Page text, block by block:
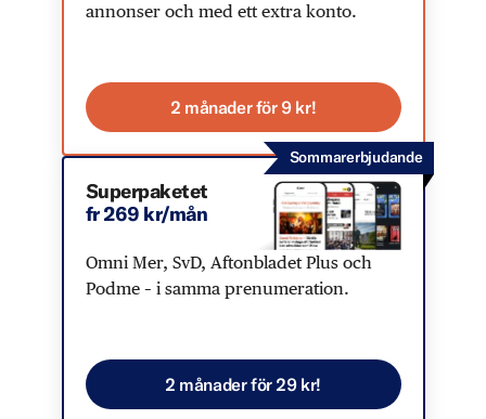
annonser och med ett extra konto.
2 månader för 9 kr!
Sommarerbjudande
Superpaketet
fr 269 kr/mån
Omni Mer, SvD, Aftonbladet Plus och
Podme – i samma prenumeration.
2 månader för 29 kr!